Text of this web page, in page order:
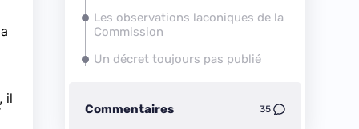
il
Les observations laconiques de la
Commission
Un décret toujours pas publié
Commentaires 35